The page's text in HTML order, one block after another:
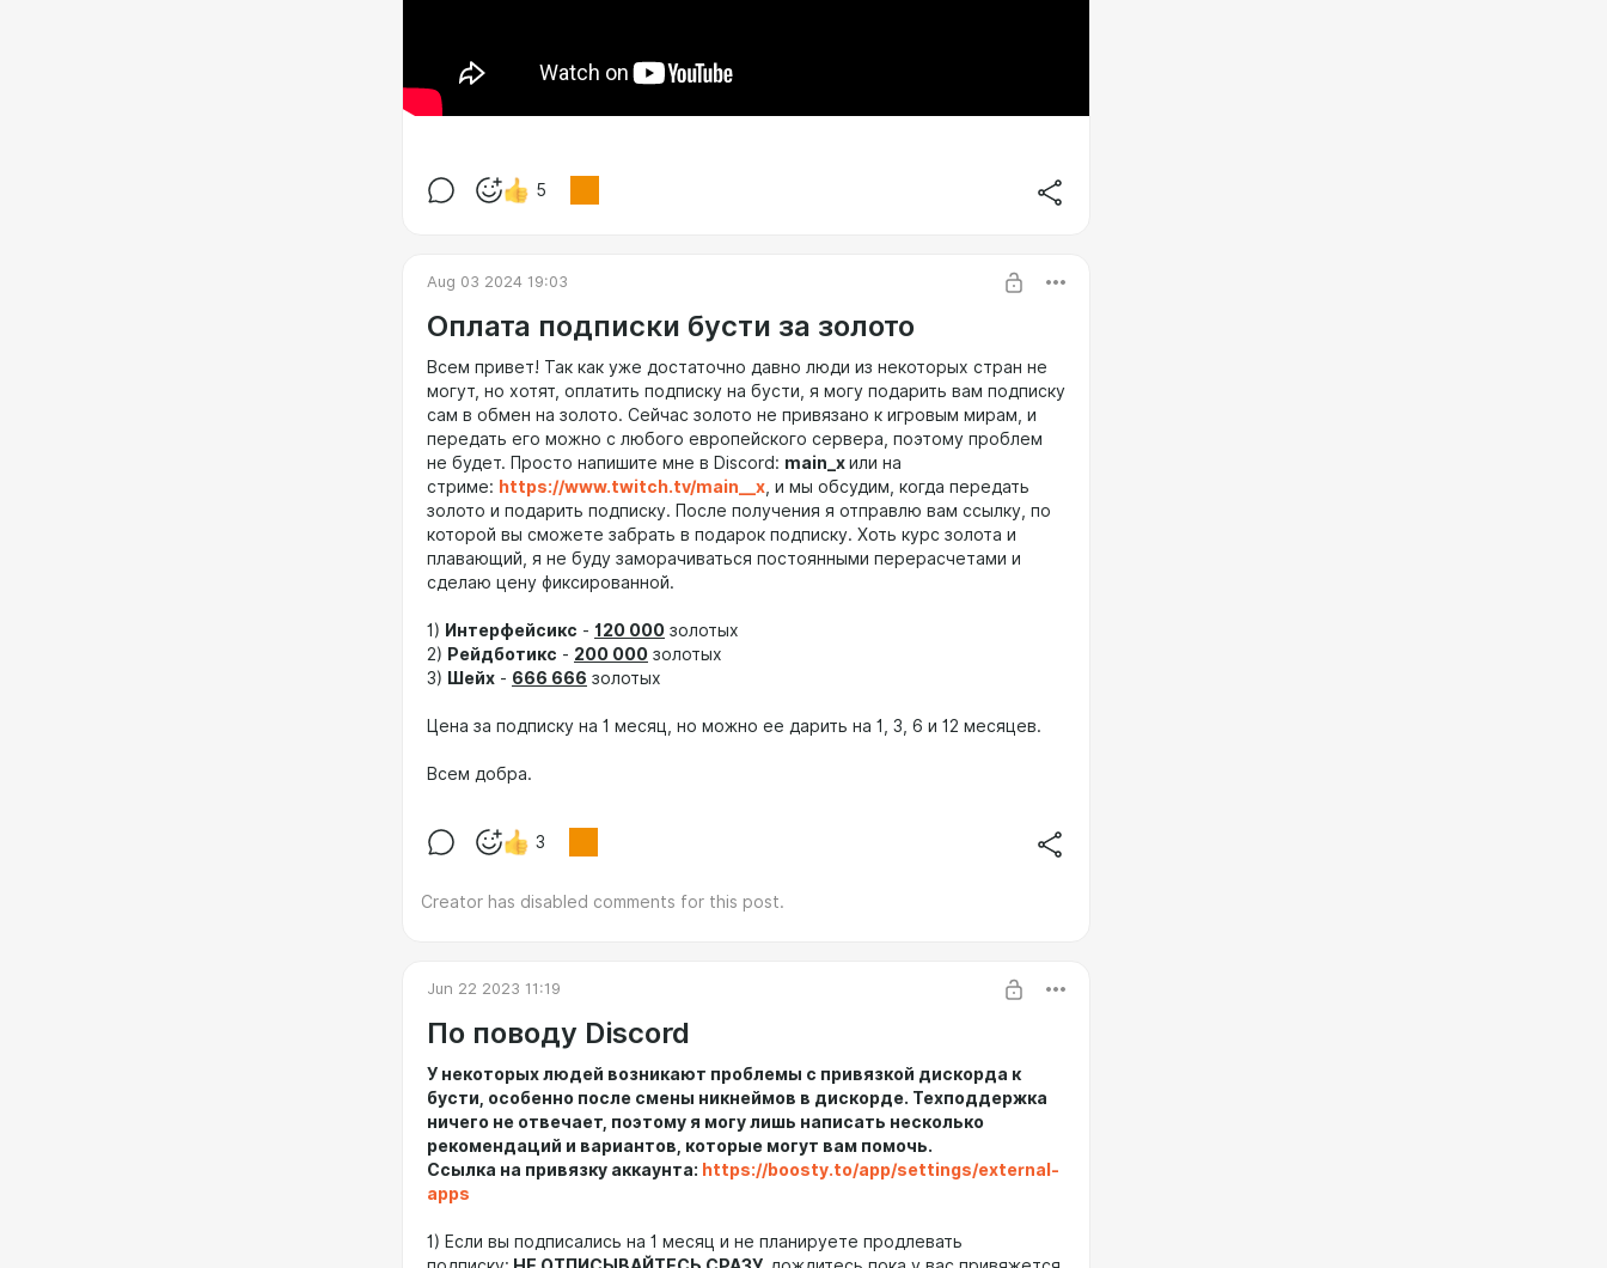
5
Aug 03 2024 19:03
Оплата подписки бусти за золото
Всем привет! Так как уже достаточно давно люди из некоторых стран не
могут, но хотят, оплатить подписку на бусти, я могу подарить вам подписку
сам в обмен на золото. Сейчас золото не привязано к игровым мирам, и
передать его можно с любого европейского сервера, поэтому проблем
не будет. Просто напишите мне в Discord: main_xили на
стриме: https://www.twitch.tv/main__x , и мы обсудим, когда передать
золото и подарить подписку. После получения я отправлю вам ссылку, по
которой вы сможете забрать в подарок подписку. Хоть курс золота и
плавающий, я не буду заморачиваться постоянными перерасчетами и
сделаю цену фиксированной.
1) Интерфейсикс - 120 000 золотых
2) Рейдботикс - 200 000 золотых
3) Шейх - 666 666 золотых
Цена за подписку на 1 месяц, но можно ее дарить на 1, 3, 6 и 12 месяцев.
Всем добра.
3
Creator has disabled comments for this post.
Jun 22 2023 11:19
По поводу Discord
У некоторых людей возникают проблемы с привязкой дискорда к
бусти, особенно после смены никнеймов в дискорде. Техподдержка
ничего не отвечает, поэтому я могу лишь написать несколько
рекомендаций и вариантов, которые могут вам помочь.
Ссылка на привязку аккаунта: https://boosty.to/app/settings/external-
apps
1) Если вы подписались на 1 месяц и не планируете продлевать